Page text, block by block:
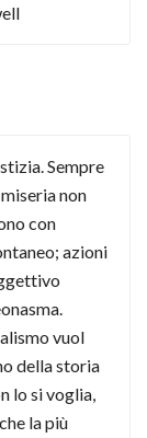
Sempre
non
con
azioni
vuol
della storia
lo si voglia,
la più